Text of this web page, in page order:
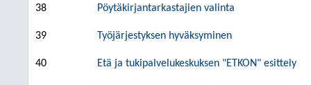
38 Pöytäkirjantarkastajien valinta
39 Työjärjestyksen hyväksyminen
40 Etä ja tukipalvelukeskuksen "ETKON" esittely